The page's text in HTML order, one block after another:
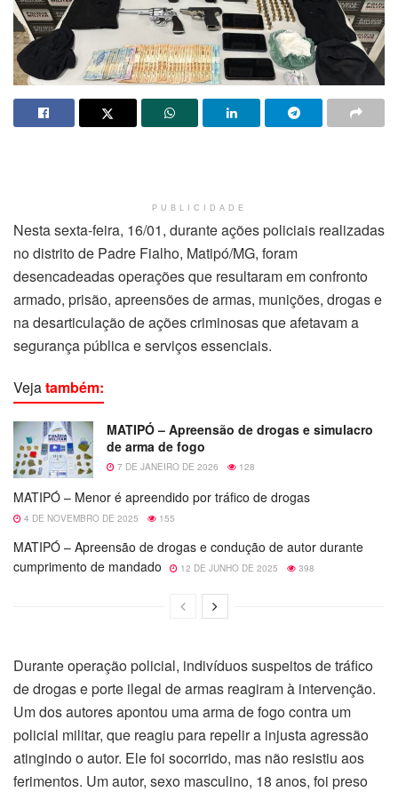
PUBLICIDADE
Nesta sexta-feira, 16/01, durante ações policiais realizadas
no distrito de Padre Fialho, Matipó/MG, foram
desencadeadas operações que resultaram em confronto
armado, prisão, apreensões de armas, munições, drogas e
na desarticulação de ações criminosas que afetavam a
segurança pública e serviços essenciais.
Vejatambém:
MATIPÓ – Apreensão de drogas e simulacro
de arma de fogo
7 DE JANEIRO DE 2026 128
MATIPÓ – Menor é apreendido por tráfico de drogas
4 DE NOVEMBRO DE 2025 155
MATIPÓ – Apreensão de drogas e condução de autor durante
cumprimento de mandado
12 DE JUNHO DE 2025 398
Durante operação policial, indivíduos suspeitos de tráfico
de drogas e porte ilegal de armas reagiram à intervenção.
Um dos autores apontou uma arma de fogo contra um
policial militar, que reagiu para repelir a injusta agressão
atingindo o autor. Ele foi socorrido, mas não resistiu aos
ferimentos. Um autor, sexo masculino, 18 anos, foi preso